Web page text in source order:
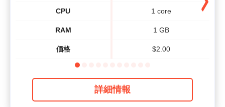
CPU
RAM
価格
1 core
1 GB
$2.00
詳細情報